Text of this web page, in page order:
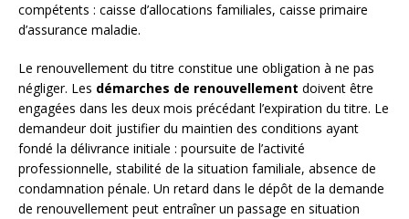
compétents : caisse d’allocations familiales, caisse primaire
d’assurance maladie.
Le renouvellement du titre constitue une obligation à ne pas
négliger. Les démarches de renouvellement doivent être
engagées dans les deux mois précédant l’expiration du titre. Le
demandeur doit justifier du maintien des conditions ayant
fondé la délivrance initiale : poursuite de l’activité
professionnelle, stabilité de la situation familiale, absence de
condamnation pénale. Un retard dans le dépôt de la demande
de renouvellement peut entraîner un passage en situation